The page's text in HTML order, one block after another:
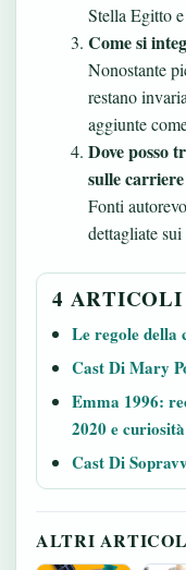
Stella Egitto
Come si
Nonostante
restano
aggiunte
Dove posso
sulle
Fonti
dettagliate
4
Le regole della
Cast Di Mary
Emma 1996:
2020 e curiosità
Cast Di
ALTRI